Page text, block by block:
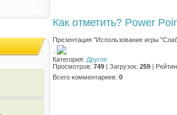
Как отметить? Power
Презентация "Использование игры
·
Категория: Другое
Просмотров: 749 | Загрузок: 259 |
Всего комментариев: 0